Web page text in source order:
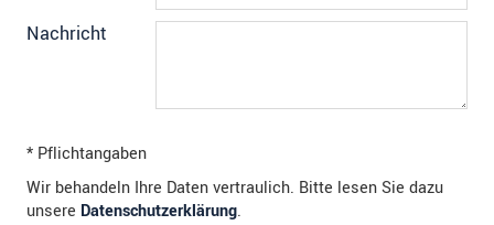
Nachricht
* Pflichtangaben
Wir behandeln Ihre Daten vertraulich. Bitte lesen Sie dazu
unsere Datenschutzerklärung.